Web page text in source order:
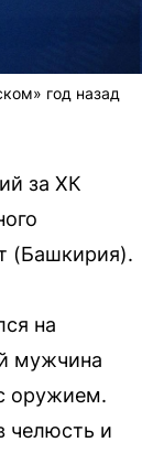
год назад
за ХК
(Башкирия).
на
мужчина
оружием.
челюсть и